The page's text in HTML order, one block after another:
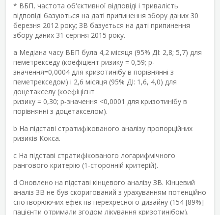
* ВБП, частота об'єктивної відповіді і тривалість
відповіді базуються на даті припинення збору даних 30
березня 2012 року; ЗВ базується на даті припинення
збору даних 31 серпня 2015 року.
a Медіана часу ВБП була 4,2 місяця (95% ДІ: 2,8; 5,7) для
пеметрекседу (коефіцієнт ризику = 0,59; р-
значення=0,0004 для кризотинібу в порівнянні з
пеметрекседом) і 2,6 місяця (95% ДІ: 1,6, 4,0) для
доцетакселу (коефіцієнт
ризику = 0,30; p‑значення <0,0001 для кризотинібу в
порівнянні з доцетакселом).
b На підставі стратифікованого аналізу пропорційних
ризиків Кокса.
c На підставі стратифікованого логарифмічного
рангового критерію (1-сторонній критерій).
d Оновлено на підставі кінцевого аналізу ЗВ. Кінцевий
аналіз ЗВ не був скоригований з урахуванням потенційно
спотворюючих ефектів перехресного дизайну (154 [89%]
пацієнти отримали згодом лікування кризотинібом).